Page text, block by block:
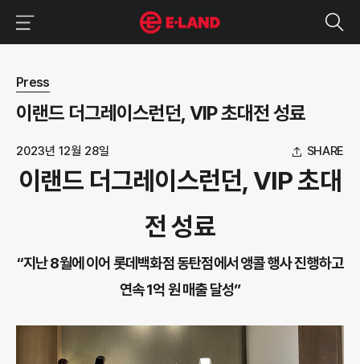
뉴스 상세보기
Press
이랜드 더그레이스런던, VIP 초대전 성료
2023년 12월 28일 SHARE
이랜드 더그레이스런던, VIP 초대
전 성료
“지난 8월에 이어 롯데백화점 동탄점에서 앵콜 행사 진행하고
연속 1억 원 매출 달성”